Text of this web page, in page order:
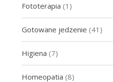
Fototerapia (1)
Gotowane jedzenie (41)
Higiena (7)
Homeopatia (8)